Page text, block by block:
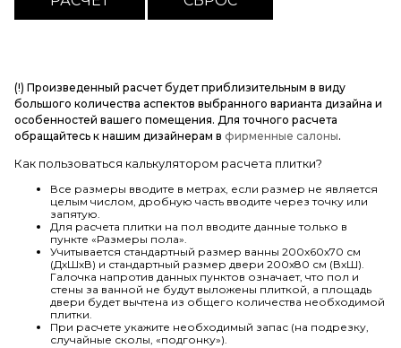
(!) Произведенный расчет будет приблизительным в виду
большого количества аспектов выбранного варианта дизайна и
особенностей вашего помещения. Для точного расчета
обращайтесь к нашим дизайнерам в фирменные салоны.
Как пользоваться калькулятором расчета плитки?
Все размеры вводите в метрах, если размер не является
целым числом, дробную часть вводите через точку или
запятую.
Для расчета плитки на пол вводите данные только в
пункте «Размеры пола».
Учитывается стандартный размер ванны 200х60х70 см
(ДхШхВ) и стандартный размер двери 200х80 см (ВхШ).
Галочка напротив данных пунктов означает, что пол и
стены за ванной не будут выложены плиткой, а площадь
двери будет вычтена из общего количества необходимой
плитки.
При расчете укажите необходимый запас (на подрезку,
случайные сколы, «подгонку»).